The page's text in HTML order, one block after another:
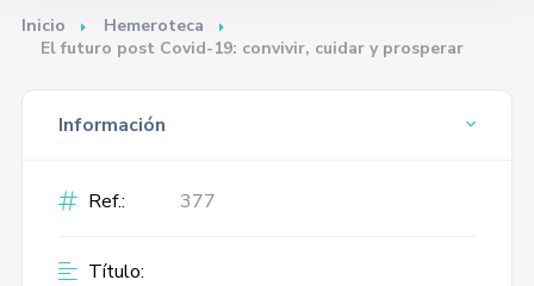
Inicio
Hemeroteca
El futuro post Covid-19: convivir, cuidar y prosperar
Información
Ref.: 377
Título: